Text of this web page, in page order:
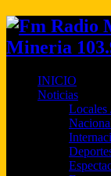
Mineria
INICIO
Noticias
Locales